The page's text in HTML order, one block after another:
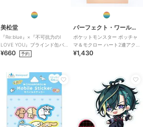
美松堂
『Re:blue』×『不可抗力のI
LOVE YOU』ブラインド缶バ
ッジ（全6種）
¥660 予約
パーフェクト・ワールド・トーキョー
ポケットモンスター ポッチャ
マ＆モクロー ハート2連アクリ
ルキーホルダー ポケピース ポ
¥1,430